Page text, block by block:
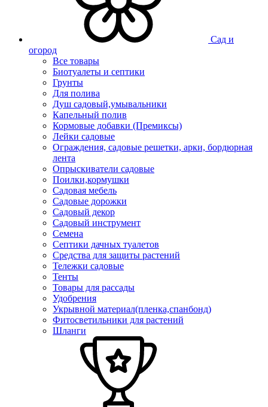
Сад и
огород
Все товары
Биотуалеты и септики
Грунты
Для полива
Душ садовый,умывальники
Капельный полив
Кормовые добавки (Премиксы)
Лейки садовые
Ограждения, садовые решетки, арки, бордюрная
лента
Опрыскиватели садовые
Поилки,кормушки
Садовая мебель
Садовые дорожки
Садовый декор
Садовый инструмент
Семена
Септики дачных туалетов
Средства для защиты растений
Тележки садовые
Тенты
Товары для рассады
Удобрения
Укрывной материал(пленка,спанбонд)
Фитосветильники для растений
Шланги